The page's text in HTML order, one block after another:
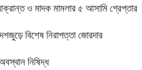
ও মাদক মামলার ৫ আসামি গ্রেপ্তার
বিশেষ নিরাপত্তা জোরদার
নিষিদ্ধ